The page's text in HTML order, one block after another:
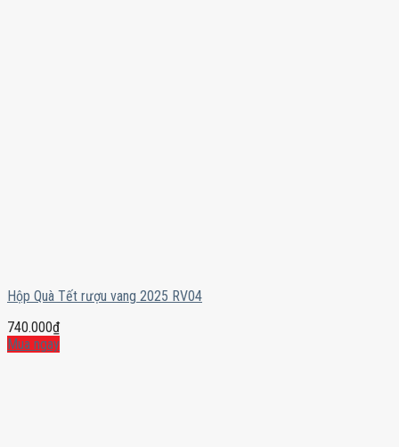
Hộp Quà Tết rượu vang 2025 RV04
740.000₫
Mua ngay